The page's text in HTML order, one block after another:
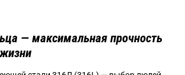
— максимальная прочность